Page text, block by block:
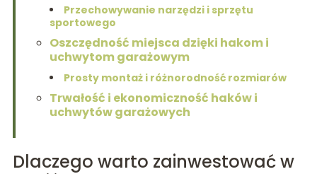
Przechowywanie narzędzi i sprzętu
sportowego
Oszczędność miejsca dzięki hakom i
uchwytom garażowym
Prosty montaż i różnorodność rozmiarów
Trwałość i ekonomiczność haków i
uchwytów garażowych
Dlaczego warto zainwestować w